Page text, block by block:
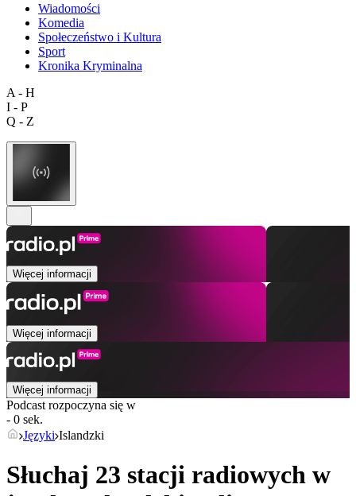
Wiadomości
Komedia
Społeczeństwo i Kultura
Sport
Kronika Kryminalna
A - H
I - P
Q - Z
Więcej informacji
Więcej informacji
Więcej informacji
Podcast rozpoczyna się w
- 0 sek.
Języki Islandzki
Słuchaj 23 stacji radiowych w